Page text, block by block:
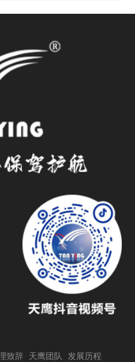
致辞 天鹰团队
发展历程